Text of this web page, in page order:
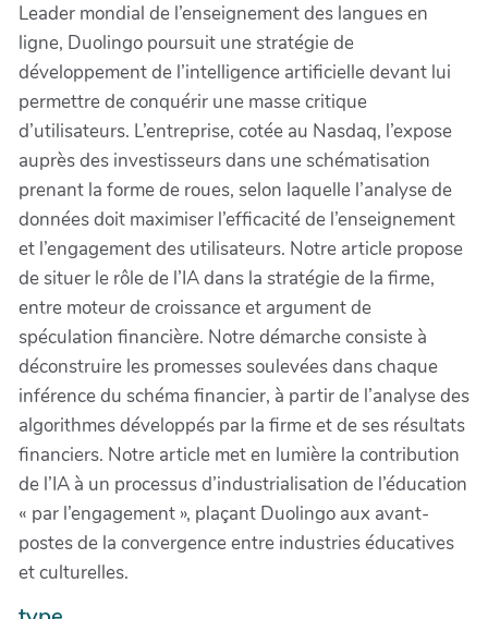
Leader mondial de l’enseignement des langues en
ligne, Duolingo poursuit une stratégie de
développement de l’intelligence artificielle devant lui
permettre de conquérir une masse critique
d’utilisateurs. L’entreprise, cotée au Nasdaq, l’expose
auprès des investisseurs dans une schématisation
prenant la forme de roues, selon laquelle l’analyse de
données doit maximiser l’efficacité de l’enseignement
et l’engagement des utilisateurs. Notre article propose
de situer le rôle de l’IA dans la stratégie de la firme,
entre moteur de croissance et argument de
spéculation financière. Notre démarche consiste à
déconstruire les promesses soulevées dans chaque
inférence du schéma financier, à partir de l’analyse des
algorithmes développés par la firme et de ses résultats
financiers. Notre article met en lumière la contribution
de l’IA à un processus d’industrialisation de l’éducation
« par l’engagement », plaçant Duolingo aux avant-
postes de la convergence entre industries éducatives
et culturelles.